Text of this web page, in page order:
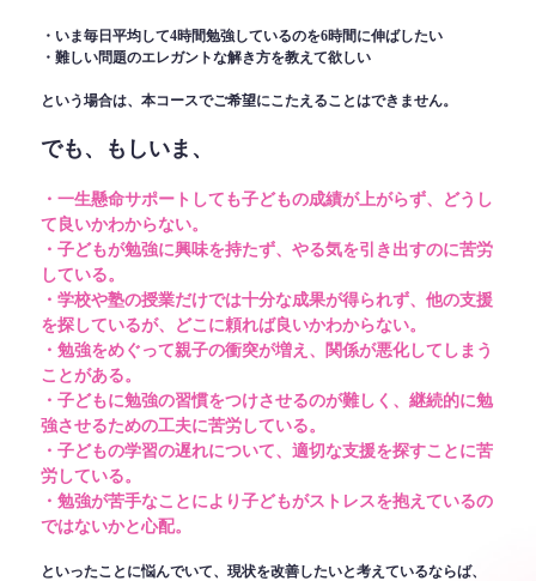
・いま毎日平均して4時間勉強しているのを6時間に伸ばしたい
・難しい問題のエレガントな解き方を教えて欲しい
という場合は、本コースでご希望にこたえることはできません。
でも、もしいま、
・一生懸命サポートしても子どもの成績が上がらず、どうし
て良いかわからない。
・子どもが勉強に興味を持たず、やる気を引き出すのに苦労
している。
・学校や塾の授業だけでは十分な成果が得られず、他の支援
を探しているが、どこに頼れば良いかわからない。
・勉強をめぐって親子の衝突が増え、関係が悪化してしまう
ことがある。
・子どもに勉強の習慣をつけさせるのが難しく、継続的に勉
強させるための工夫に苦労している。
・子どもの学習の遅れについて、適切な支援を探すことに苦
労している。
・勉強が苦手なことにより子どもがストレスを抱えているの
ではないかと心配。
といったことに悩んでいて、現状を改善したいと考えているならば、